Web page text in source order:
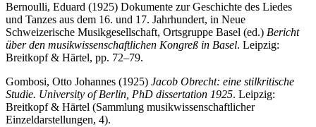
Bernoulli, Eduard (1925) Dokumente zur Geschichte des Liedes
und Tanzes aus dem 16. und 17. Jahrhundert, in Neue
Schweizerische Musikgesellschaft, Ortsgruppe Basel (ed.) Bericht
über den musikwissenschaftlichen Kongreß in Basel. Leipzig:
Breitkopf & Härtel, pp. 72–79.
Gombosi, Otto Johannes (1925) Jacob Obrecht: eine stilkritische
Studie. University of Berlin, PhD dissertation 1925. Leipzig:
Breitkopf & Härtel (Sammlung musikwissenschaftlicher
Einzeldarstellungen, 4).